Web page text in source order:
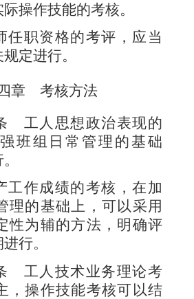
操作技能的考核。
任职资格的考评，应当
定进行。
章 考核方法
工人思想政治表现的
班组日常管理的基础
工作成绩的考核，在加
理的基础上，可以采用
性为辅的方法，明确评
行。
工人技术业务理论考
，操作技能考核可以结